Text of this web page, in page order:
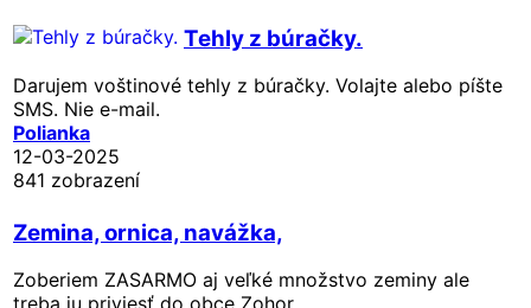
Tehly z búračky.
Darujem voštinové tehly z búračky. Volajte alebo píšte
SMS. Nie e-mail.
Polianka
12-03-2025
841 zobrazení
Zemina, ornica, navážka,
Zoberiem ZASARMO aj veľké množstvo zeminy ale